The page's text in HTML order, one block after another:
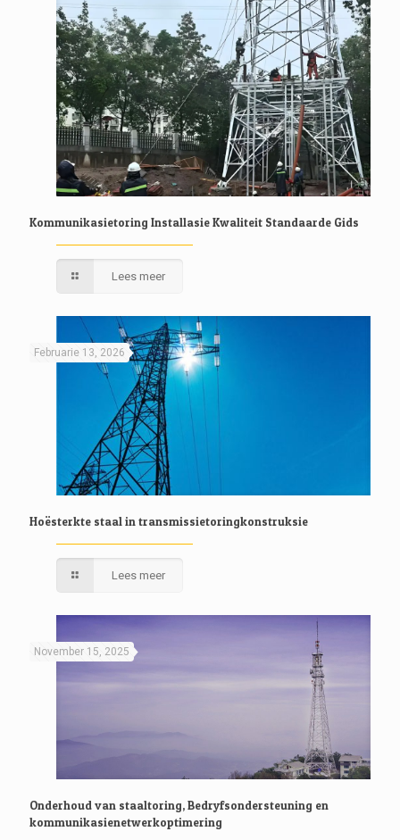
Kommunikasietoring Installasie Kwaliteit Standaarde Gids
Lees meer
Februarie 13, 2026
Hoësterkte staal in transmissietoringkonstruksie
Lees meer
November 15, 2025
Onderhoud van staaltoring, Bedryfsondersteuning en
kommunikasienetwerkoptimering